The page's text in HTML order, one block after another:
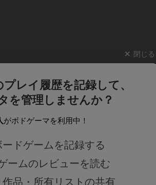
閉じる
レイ履歴を記録して、
を管理しませんか？
がボドゲーマを利用中！
ドゲームを記録する
ームのレビューを読む
作品・所有リストの共有
新作・再入荷情報